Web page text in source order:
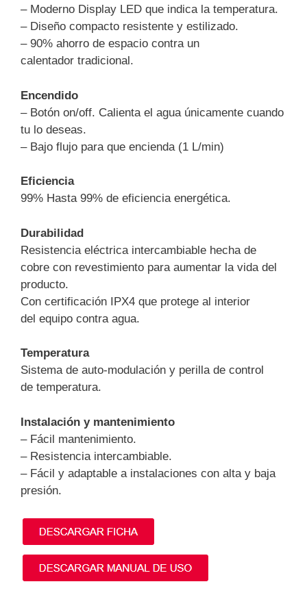
– Moderno Display LED que indica la temperatura.
– Diseño compacto resistente y estilizado.
– 90% ahorro de espacio contra un
calentador tradicional.
Encendido
– Botón on/off. Calienta el agua únicamente cuando
tu lo deseas.
– Bajo flujo para que encienda (1 L/min)
Eficiencia
99% Hasta 99% de eficiencia energética.
Durabilidad
Resistencia eléctrica intercambiable hecha de
cobre con revestimiento para aumentar la vida del
producto.
Con certificación IPX4 que protege al interior
del equipo contra agua.
Temperatura
Sistema de auto-modulación y perilla de control
de temperatura.
Instalación y mantenimiento
– Fácil mantenimiento.
– Resistencia intercambiable.
– Fácil y adaptable a instalaciones con alta y baja
presión.